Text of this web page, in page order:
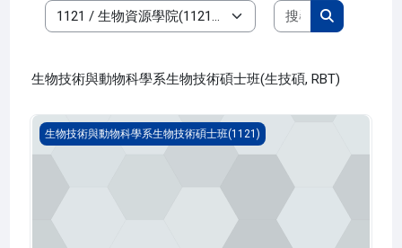
課程類別
搜尋課程
搜尋課程
生物技術與動物科學系生物技術碩士班(生技碩, RBT)
專題討論 三(1121_R3BT000102A)
生物技術與動物科學系生物技術碩士班(1121)